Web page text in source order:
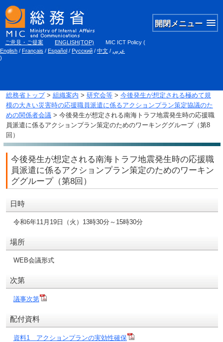
開閉メニュー
ご意見・ご提案 ENGLISH(TOP) MIC ICT Policy (
English / Français / Español / Русский / 中文 / عربي
)
総務省トップ> 組織案内 > 研究会等> 今後発生が想定される極めて規
模の大きい災害時の応援職員派遣に係るアクションプラン策定協議のた
めの関係者会議> 今後発生が想定される南海トラフ地震発生時の応援職
員派遣に係るアクションプラン策定のためのワーキンググループ（第8
回）
今後発生が想定される南海トラフ地震発生時の応援職
員派遣に係るアクションプラン策定のためのワーキン
ググループ（第8回）
日時
令和6年11月19日（火）13時30分～15時30分
場所
WEB会議形式
次第
議事次第
配付資料
資料1＿アクションプランの実効性確保